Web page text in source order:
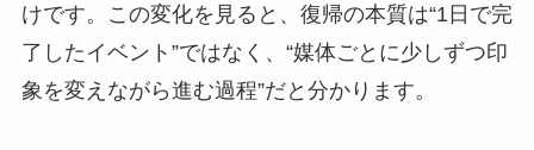
けです。この変化を見ると、復帰の本質は“1日で完
了したイベント”ではなく、“媒体ごとに少しずつ印
象を変えながら進む過程”だと分かります。